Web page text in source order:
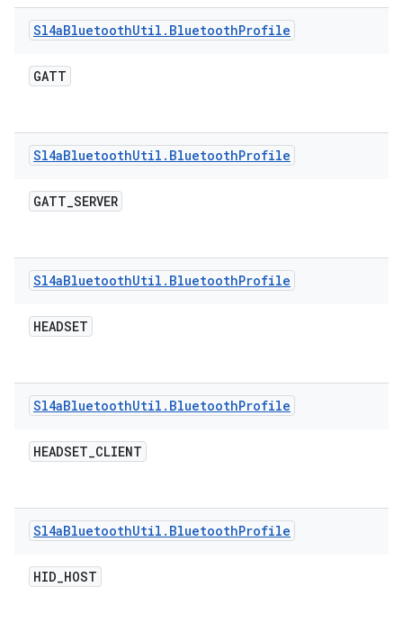
Sl4aBluetoothUtil . BluetoothProfile
GATT
Sl4aBluetoothUtil . BluetoothProfile
GATT_SERVER
Sl4aBluetoothUtil . BluetoothProfile
HEADSET
Sl4aBluetoothUtil . BluetoothProfile
HEADSET_CLIENT
Sl4aBluetoothUtil . BluetoothProfile
HID_HOST